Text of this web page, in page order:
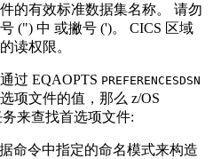
的有效标准数据集名称。 请勿
(") 中 或撇号 (')。 CICS 区域
读权限。
过 EQAOPTS PREFERENCESDSN
项文件的值，那么 z/OS
来查找首选项文件:
命令中指定的命名模式来构造